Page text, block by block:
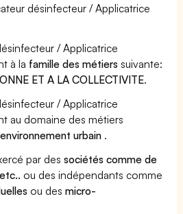
désinfecteur / Applicatrice
/ Applicatrice
à la famille des métiers suivante:
ET A LA COLLECTIVITE.
/ Applicatrice
au domaine des métiers
urbain .
par dessociétés comme de
ou des indépendants comme
ou desmicro-